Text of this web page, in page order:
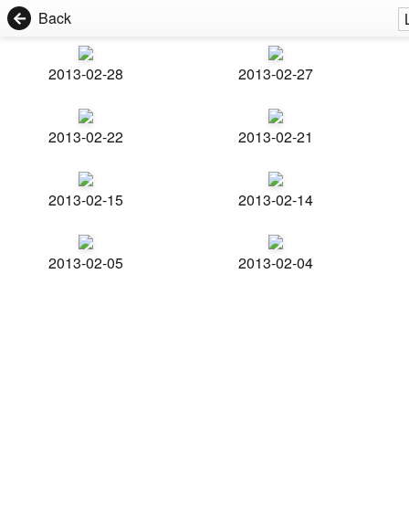
Back
2013-02-28 2013-02-27
2013-02-22 2013-02-21
2013-02-15 2013-02-14
2013-02-05 2013-02-04